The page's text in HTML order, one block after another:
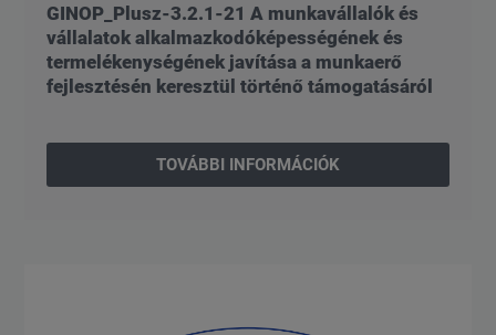
GINOP_Plusz-3.2.1-21 A munkavállalók és
vállalatok alkalmazkodóképességének és
termelékenységének javítása a munkaerő
fejlesztésén keresztül történő támogatásáról
TOVÁBBI INFORMÁCIÓK